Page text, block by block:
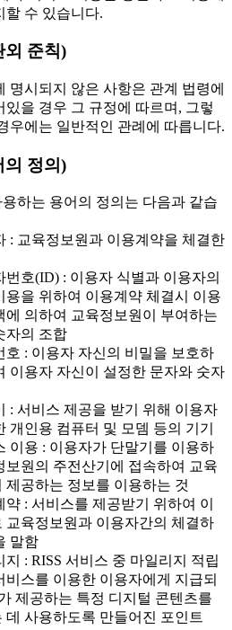
할 수 있습니다.
외 준칙)
명시되지 않은 사항은 관계 법령에
있을 경우 그 규정에 따르며, 그렇
우에는 일반적인 관례에 따릅니다.
의 정의)
하는 용어의 정의는 다음과 같습
: 교육정보원과 이용계약을 체결한
호(ID) : 이용자 식별과 이용자의
용을 위하여 이용계약 체결시 이용
에 의하여 교육정보원이 부여하는
자의 조합
: 이용자 자신의 비밀을 보호하
이용자 자신이 설정한 문자와 숫자
: 서비스 제공을 받기 위해 이용자
개인용 컴퓨터 및 모뎀 등의 기기
이용 : 이용자가 단말기를 이용하
보원의 주전산기에 접속하여 교육
제공하는 정보를 이용하는 것
: 서비스를 제공받기 위하여 이
교육정보원과 이용자간의 체결하
말함
: RISS 서비스 중 마일리지 적립
비스를 이용한 이용자에게 지급되
제공하는 특정 디지털 콘텐츠를
데 사용하도록 만들어진 포인트